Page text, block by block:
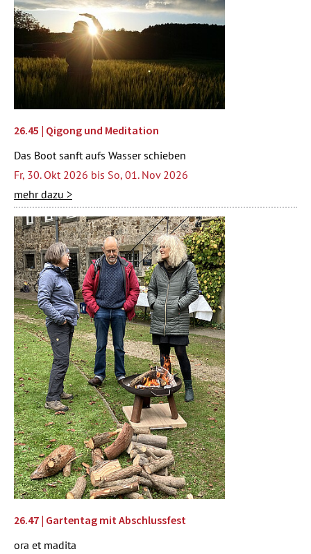
26.45 | Qigong und Meditation
Das Boot sanft aufs Wasser schieben
Fr, 30. Okt 2026 bis So, 01. Nov 2026
mehr dazu >
26.47 | Gartentag mit Abschlussfest
ora et madita